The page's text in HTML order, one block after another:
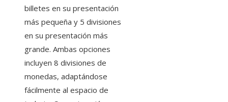
billetes en su presentación
más pequeña y 5 divisiones
en su presentación más
grande. Ambas opciones
incluyen 8 divisiones de
monedas, adaptándose
fácilmente al espacio de